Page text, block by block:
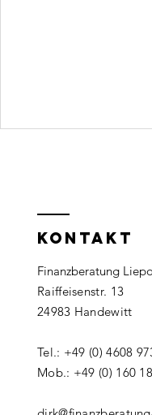
Der Schutz deiner
mir besonders am
mit JURA DIREKT –
bundesweit tätigen
Servicedienstleister im
sicherstellen
KONTAKT
Finanzberatung
Raiffeisenstr. 13
24983 Handewitt
Tel.: +49 (0) 4608
Mob.: +49 (0) 160